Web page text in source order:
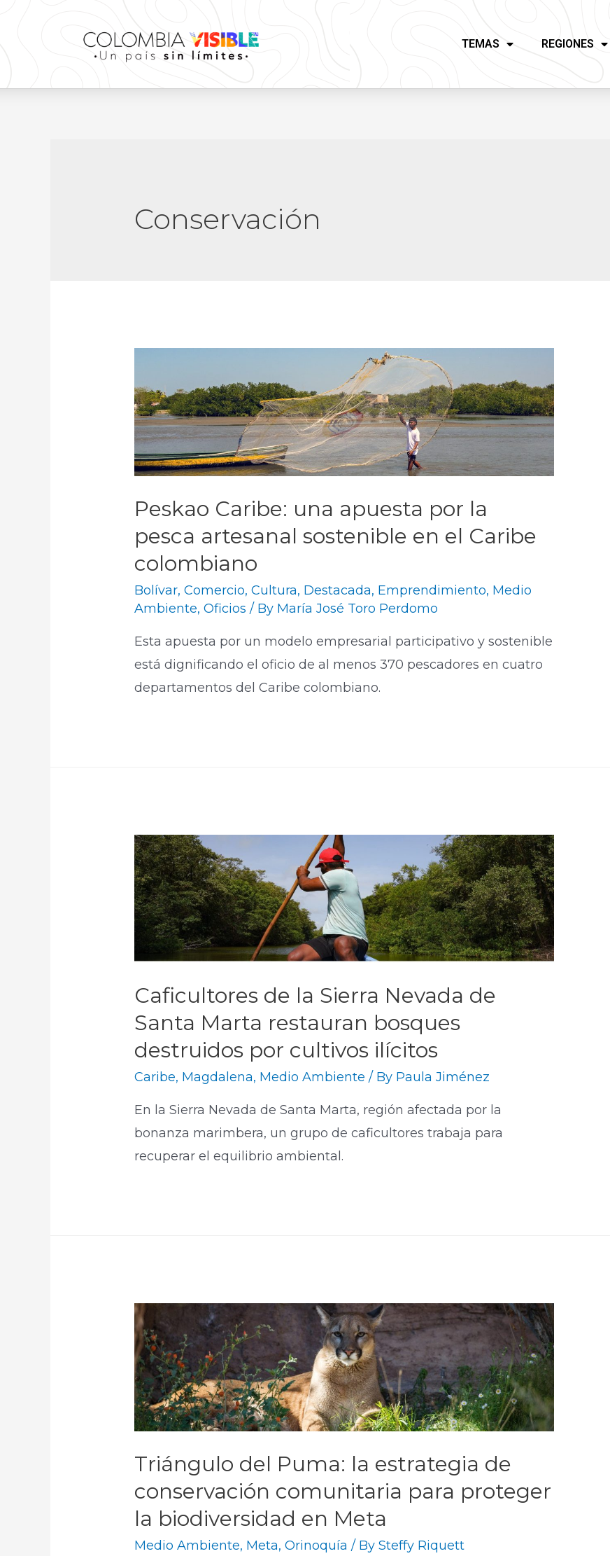
TEMAS REGIONES
Conservación
Peskao Caribe: una apuesta por la
pesca artesanal sostenible en el Caribe
colombiano
Bolívar,Comercio,Cultura, Destacada, Emprendimiento, Medio
Ambiente,Oficios / By María José Toro Perdomo
Esta apuesta por un modelo empresarial participativo y sostenible
está dignificando el oficio de al menos 370 pescadores en cuatro
departamentos del Caribe colombiano.​
Caficultores de la Sierra Nevada de
Santa Marta restauran bosques
destruidos por cultivos ilícitos
Caribe, Magdalena, Medio Ambiente / By Paula Jiménez
En la Sierra Nevada de Santa Marta, región afectada por la
bonanza marimbera, un grupo de caficultores trabaja para
recuperar el equilibrio ambiental.
Triángulo del Puma: la estrategia de
conservación comunitaria para proteger
la biodiversidad en Meta
Medio Ambiente, Meta,Orinoquía / BySteffy Riquett